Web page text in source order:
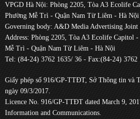
VPGD Hà Nội: Phòng 2205, Tòa A3 Ecolife
Phường Mễ Trì - Quận Nam Từ Liêm - Hà Nội
Governing body: A&D Media Advertising Joint
Address: Phòng 2205, Tòa A3 Ecolife Capitol
Mễ Trì - Quận Nam Từ Liêm - Hà Nội
Tel: (84-24) 3762 1635/ 36 - Fax:(84-24) 3762
Giấy phép số 916/GP-TTĐT, Sở Thông tin và
ngày 09/3/2017.
Licence No. 916/GP-TTĐT dated March 9,
Information and Communications.